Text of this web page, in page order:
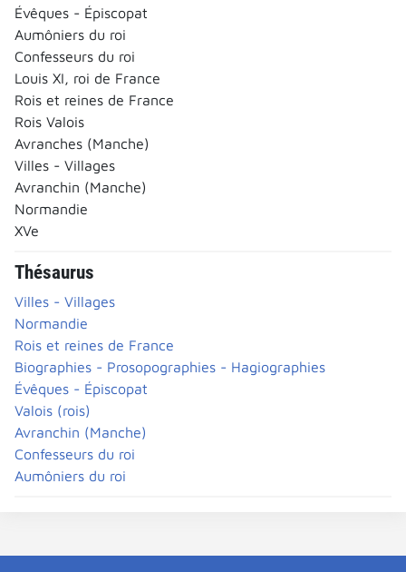
Évêques - Épiscopat
Aumôniers du roi
Confesseurs du roi
Louis XI, roi de France
Rois et reines de France
Rois Valois
Avranches (Manche)
Villes - Villages
Avranchin (Manche)
Normandie
XVe
Thésaurus
Villes - Villages
Normandie
Rois et reines de France
Biographies - Prosopographies - Hagiographies
Évêques - Épiscopat
Valois (rois)
Avranchin (Manche)
Confesseurs du roi
Aumôniers du roi